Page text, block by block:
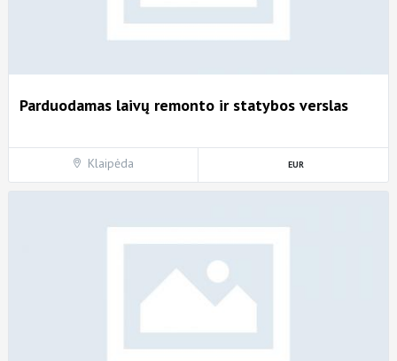
Parduodamas laivų remonto ir statybos verslas
Klaipėda